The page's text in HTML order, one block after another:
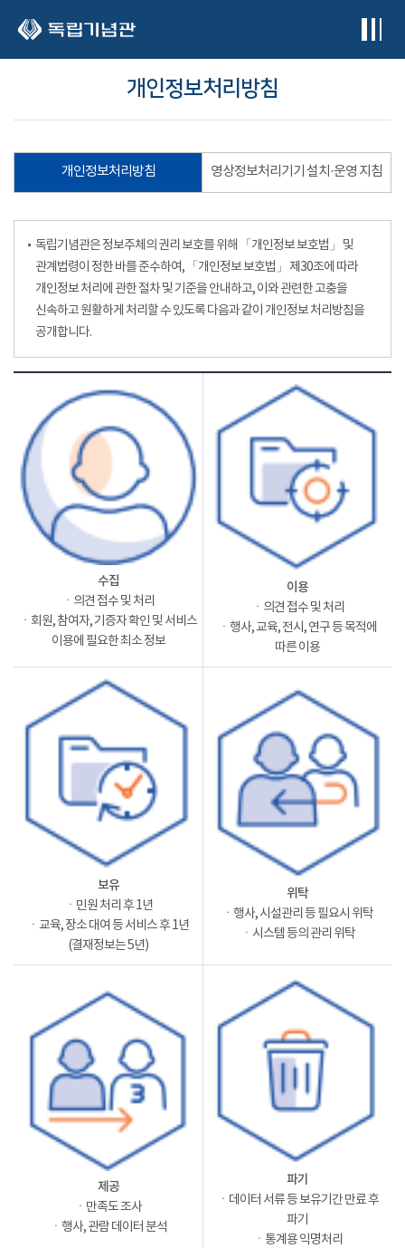
개인정보처리방침
개인정보처리방침 영상정보처리기기 설치·운영 지침
독립기념관은 정보주체의 권리 보호를 위해 「개인정보 보호법」 및
관계법령이 정한 바를 준수하여, 「개인정보 보호법」 제30조에 따라
개인정보 처리에 관한 절차 및 기준을 안내하고, 이와 관련한 고충을
신속하고 원활하게 처리할 수 있도록 다음과 같이 개인정보 처리방침을
공개합니다.
수집
ㆍ의견 접수 및 처리
ㆍ회원, 참여자, 기증자 확인 및 서비스
이용에 필요한 최소 정보
이용
ㆍ의견 접수 및 처리
ㆍ행사, 교육, 전시, 연구 등 목적에
따른 이용
보유
ㆍ민원 처리 후 1년
ㆍ교육, 장소 대여 등 서비스 후 1년
(결재정보는 5년)
위탁
ㆍ행사, 시설관리 등 필요시 위탁
ㆍ시스템 등의 관리 위탁
제공
ㆍ만족도 조사
ㆍ행사, 관람 데이터 분석
파기
ㆍ데이터 서류 등 보유기간 만료 후
파기
ㆍ통계용 익명처리